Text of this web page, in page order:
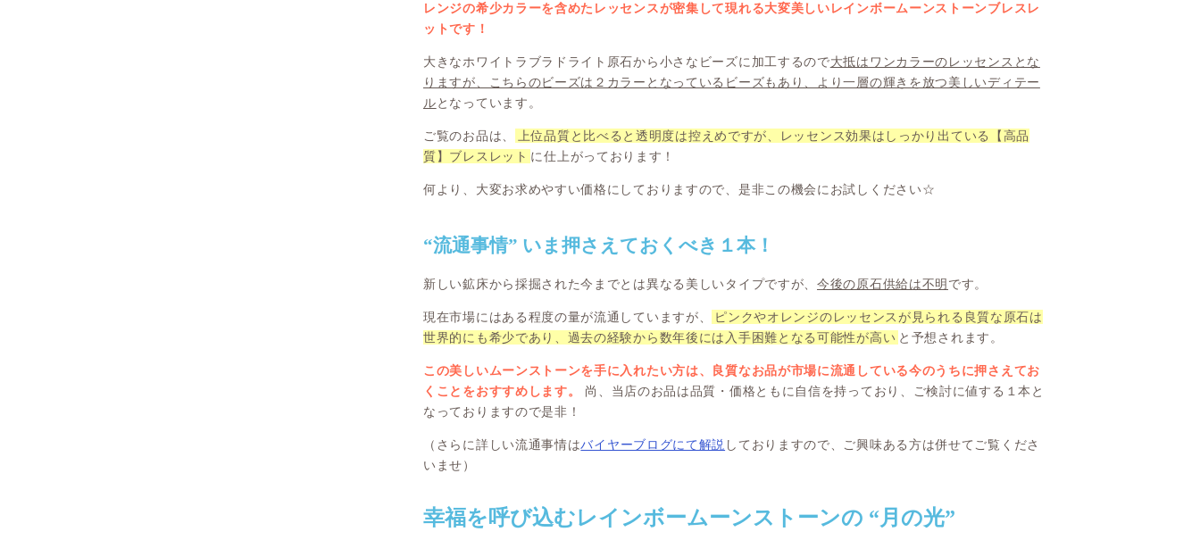
レンジの希少カラーを含めたレッセンスが密集して現れる大変美しいレインボームーンストーンブレスレ
ットです！
大きなホワイトラブラドライト原石から小さなビーズに加工するので大抵はワンカラーのレッセンスとな
りますが、こちらのビーズは２カラーとなっているビーズもあり、より一層の輝きを放つ美しいディテー
ルとなっています。
ご覧のお品は、
上位品質と比べると透明度は控えめですが、レッセンス効果はしっかり出ている【高品
質】ブレスレット に仕上がっております！
何より、大変お求めやすい価格にしておりますので、是非この機会にお試しください☆
“流通事情” いま押さえておくべき１本！
新しい鉱床から採掘された今までとは異なる美しいタイプですが、 今後の原石供給は不明 です。
現在市場にはある程度の量が流通していますが、
ピンクやオレンジのレッセンスが見られる良質な原石は
世界的にも希少であり、過去の経験から数年後には入手困難となる可能性が高い と予想されます。
この美しいムーンストーンを手に入れたい方は、良質なお品が市場に流通している今のうちに押さえてお
くことをおすすめします。
尚、当店のお品は品質・価格ともに自信を持っており、ご検討に値する１本と
なっておりますので是非！
（さらに詳しい流通事情はバイヤーブログにて解説 しておりますので、ご興味ある方は併せてご覧くださ
いませ）
幸福を呼び込むレインボームーンストーンの “月の光”